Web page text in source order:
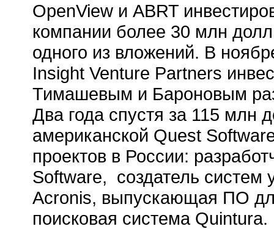
OpenView и ABRT
компании более 30 млн
одного из вложений. В
Insight Venture Partners
Тимашевым и Бароновым
Два года спустя за 115 млн
американской Quest
проектов в России:
Software, создатель систем
Acronis, выпускающая ПО
поисковая система Quintura.